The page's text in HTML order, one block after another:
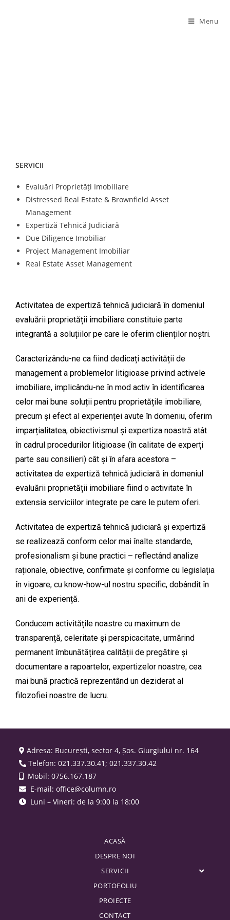
Menu
SERVICII
Evaluări Proprietăți Imobiliare
Distressed Real Estate & Brownfield Asset
Management
Expertiză Tehnică Judiciară
Due Diligence Imobiliar
Project Management Imobiliar
Real Estate Asset Management
Activitatea de expertiză tehnică judiciară în domeniul
evaluării proprietății imobiliare constituie parte
integrantă a soluțiilor pe care le oferim clienților noștri.
Caracterizându-ne ca fiind dedicați activității de
management a problemelor litigioase privind activele
imobiliare, implicându-ne în mod activ în identificarea
celor mai bune soluții pentru proprietățile imobiliare,
precum și efect al experienței avute în domeniu, oferim
imparțialitatea, obiectivismul și expertiza noastră atât
în cadrul procedurilor litigioase (în calitate de experți
parte sau consilieri) cât și în afara acestora –
activitatea de expertiză tehnică judiciară în domeniul
evaluării proprietății imobiliare fiind o activitate în
extensia serviciilor integrate pe care le putem oferi.
Activitatea de expertiză tehnică judiciară și expertiză
se realizează conform celor mai înalte standarde,
profesionalism și bune practici – reflectând analize
raționale, obiective, confirmate și conforme cu legislația
în vigoare, cu know-how-ul nostru specific, dobândit în
ani de experiență.
Conducem activitățile noastre cu maximum de
transparență, celeritate și perspicacitate, urmărind
permanent îmbunătățirea calității de pregătire și
documentare a rapoartelor, expertizelor noastre, cea
mai bună practică reprezentând un deziderat al
filozofiei noastre de lucru.
Adresa: București, sector 4, Șos. Giurgiului nr. 164
Telefon: 021.337.30.41; 021.337.30.42
Mobil: 0756.167.187
E-mail: office@column.ro
Luni – Vineri: de la 9:00 la 18:00
ACASĂ
DESPRE NOI
SERVICII
PORTOFOLIU
PROIECTE
CONTACT